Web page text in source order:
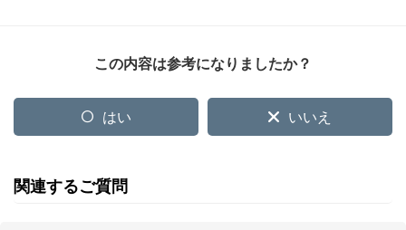
この内容は参考になりましたか？
はい いいえ
関連するご質問